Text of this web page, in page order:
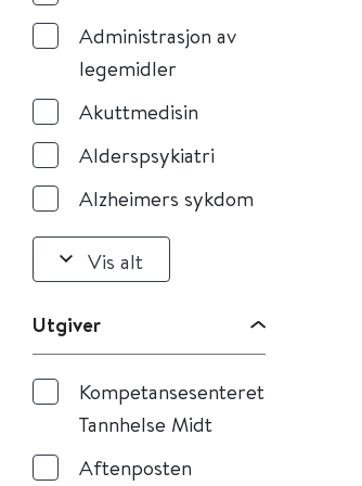
Administrasjon av
legemidler
Akuttmedisin
Alderspsykiatri
Alzheimers sykdom
Vis alt
Utgiver
Kompetansesenteret
Tannhelse Midt
Aftenposten